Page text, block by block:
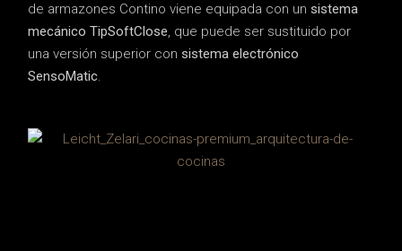
de armazones Contino viene equipada con unsistema
mecánico TipSoftClose, que puede ser sustituido por
una versión superior consistema electrónico
SensoMatic.